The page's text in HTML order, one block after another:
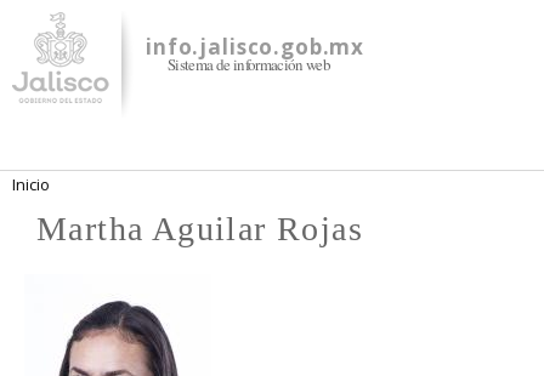
contenido
principal
info.jalisco.gob.mx
Sistema de información web
Se encuentra usted aquí
Inicio
Martha Aguilar Rojas